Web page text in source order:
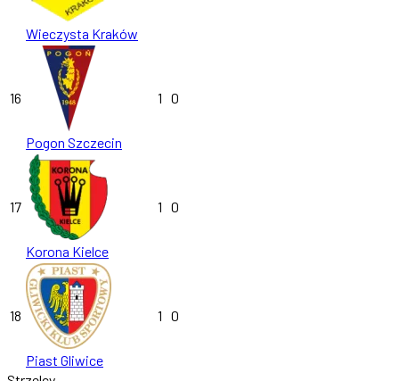
Wieczysta Kraków
16
Pogon Szczecin
1 0
17
Korona Kielce
1 0
18
Piast Gliwice
1 0